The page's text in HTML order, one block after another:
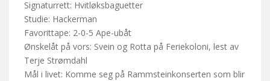
Signaturrett: Hvitløksbaguetter
Studie: Hackerman
Favorittape: 2-0-5 Ape-ubåt
Ønskelåt på vors: Svein og Rotta på Feriekoloni, lest av
Terje Strømdahl
Mål i livet: Komme seg på Rammsteinkonserten som blir